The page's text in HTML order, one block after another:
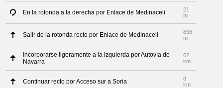
En la rotonda a la derecha por Enlace de Medinaceli
21
m
Salir de la rotonda recto por Enlace de Medinaceli
836
m
Incorporarse ligeramente a la izquierda por Autovía de
Navarra
62
km
Continuar recto por Acceso sur a Soria
8
km